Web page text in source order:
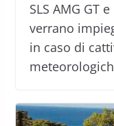
SLS AMG GT
verrano
in caso di